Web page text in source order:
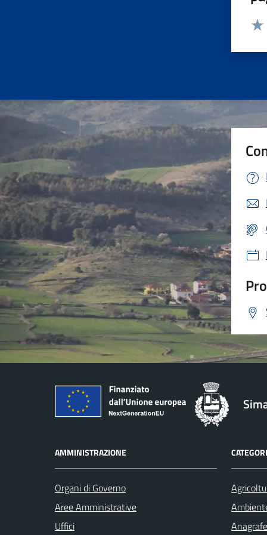
AMMINISTRAZIONE
Organi di Governo
Aree Amministrative
Uffici